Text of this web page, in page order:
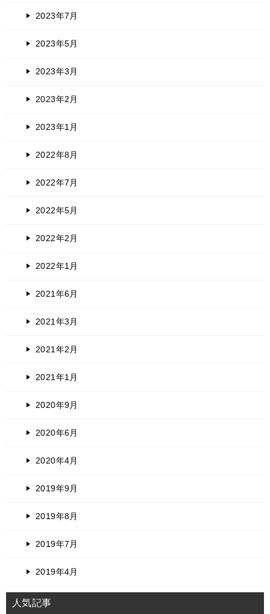
2023年7月
2023年5月
2023年3月
2023年2月
2023年1月
2022年8月
2022年7月
2022年5月
2022年2月
2022年1月
2021年6月
2021年3月
2021年2月
2021年1月
2020年9月
2020年6月
2020年4月
2019年9月
2019年8月
2019年7月
2019年4月
人気記事